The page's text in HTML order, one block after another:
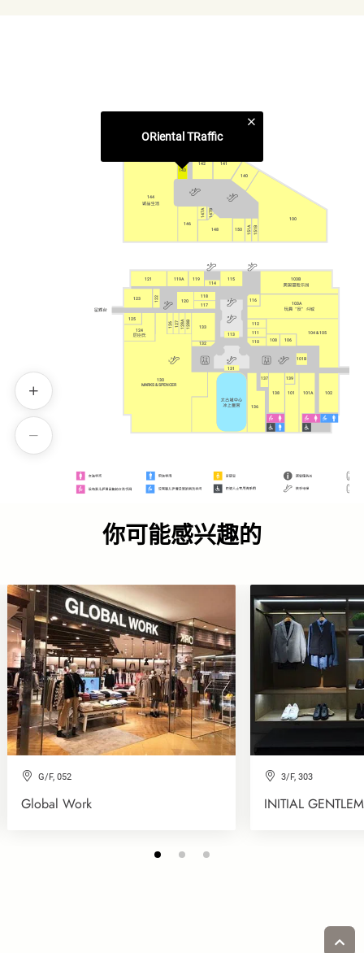
144
143
140
100
150
148
147B
147A
146
121 119A 119 103B
103A
116
112
111
110
104 & 105
101B
102
101A
101
139
138
137
136
MARKS & SPENCER
130
131
132
133
128B
128A
127
124
125
113
117
118
120
122
123
MARKS & SPENCER
130
151A 151B
126
142 141
115
114
108 106
143
ORiental TRaffic
你可能感兴趣的
G/F, 052
Global Work
3/F, 303
INITIAL